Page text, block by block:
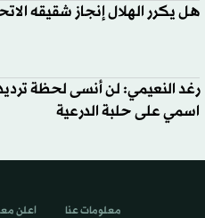
هل يكرر الهلال إنجاز شقيقه
رغد النعيمي: لن أنسى لحظة
اسمي على حلبة الدرعية
معلومات عنا اعلن